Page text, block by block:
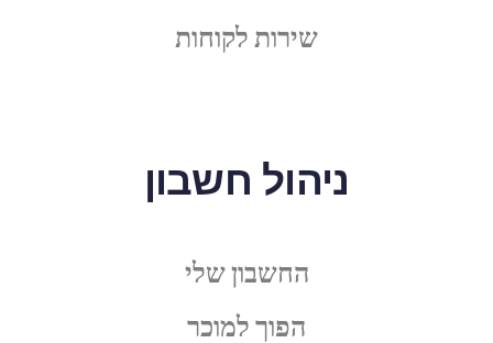
שירות לקוחות
ניהול חשבון
החשבון שלי
הפוך למוכר